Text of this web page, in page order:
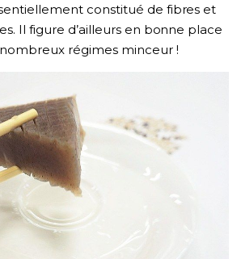
constitué de fibres et
Il figure d’ailleurs en bonne place
régimes minceur !